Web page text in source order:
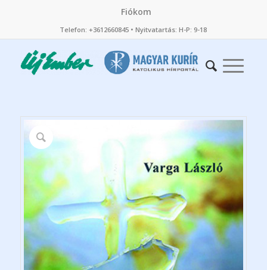
Fiókom
Telefon: +3612660845 • Nyitvatartás: H-P: 9-18